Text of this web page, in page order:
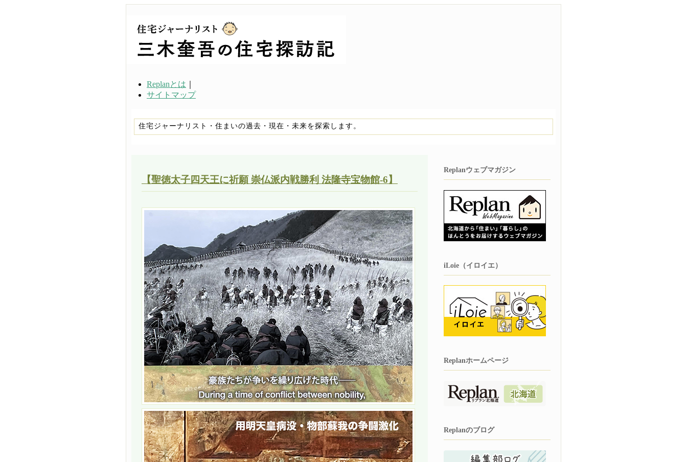
Replanとは
サイトマップ
住宅ジャーナリスト・住まいの過去・現在・未来を探索します。
【聖徳太子四天王に祈願 崇仏派内戦勝利 法隆寺宝物館-6】
Replanウェブマガジン
iLoie（イロイエ）
Replanホームページ
Replanのブログ